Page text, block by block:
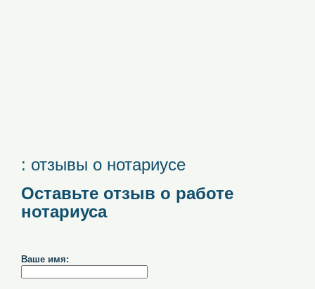
: отзывы о нотариусе
Оставьте отзыв о работе
нотариуса
Ваше имя: